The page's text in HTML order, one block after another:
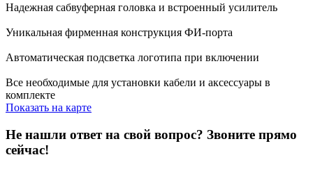
Надежная сабвуферная головка и встроенный усилитель
Уникальная фирменная конструкция ФИ-порта
Автоматическая подсветка логотипа при включении
Все необходимые для установки кабели и аксессуары в
комплекте
Показать на карте
Не нашли ответ на свой вопрос? Звоните прямо
сейчас!